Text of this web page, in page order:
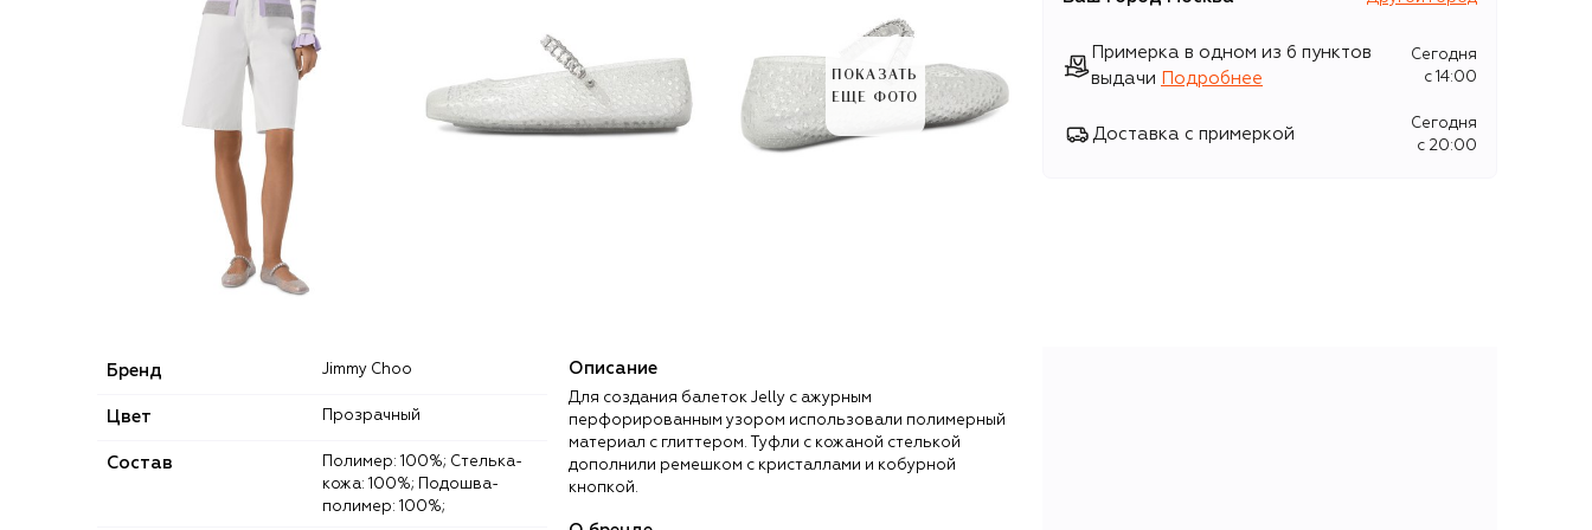
ПОКАЗАТЬ
ЕЩЕ ФОТО
Примерка в одном из 6 пунктов
выдачи
Подробнее
Сегодня
c 14:00
Доставка с примеркой
Сегодня
c 20:00
Бренд Jimmy Choo
Цвет Прозрачный
Состав
кожа: 100%; Подошва-
полимер: 100%;
Описание
Для создания балеток Jelly с ажурным
перфорированным узором использовали полимерный
материал с глиттером. Туфли с кожаной стелькой
дополнили ремешком с кристаллами и кобурной
кнопкой.